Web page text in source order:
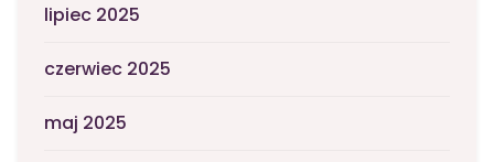
lipiec 2025
czerwiec 2025
maj 2025